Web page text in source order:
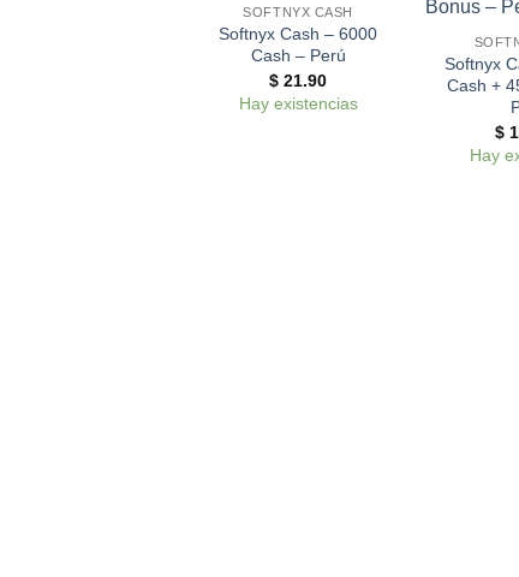
SOFTNYX CASH
Softnyx Cash – 6000
Cash – Perú
$ 21.90
Hay existencias
Softnyx
Cash +
$
Hay